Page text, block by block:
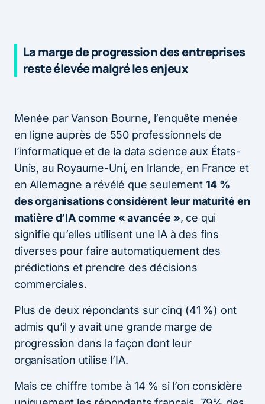
La marge de progression des entreprises
reste élevée malgré les enjeux
Menée par Vanson Bourne, l’enquête menée
en ligne auprès de 550 professionnels de
l’informatique et de la data science aux États-
Unis, au Royaume-Uni, en Irlande, en France et
en Allemagne a révélé que seulement 14 %
des organisations considèrent leur maturité en
matière d’IA comme « avancée », ce qui
signifie qu’elles utilisent une IA à des fins
diverses pour faire automatiquement des
prédictions et prendre des décisions
commerciales.
Plus de deux répondants sur cinq (41 %) ont
admis qu’il y avait une grande marge de
progression dans la façon dont leur
organisation utilise l’IA.
Mais ce chiffre tombe à 14 % si l’on considère